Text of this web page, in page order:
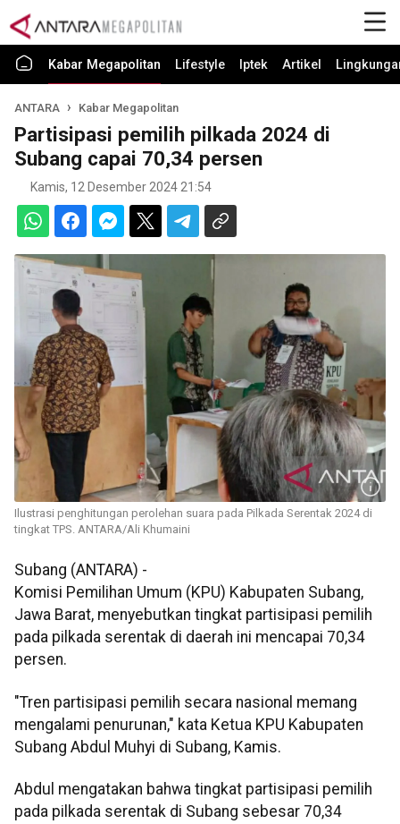
Kabar Megapolitan Lifestyle Iptek Artikel
ANTARA Kabar Megapolitan
Partisipasi pemilih pilkada 2024 di
Subang capai 70,34 persen
Kamis, 12 Desember 2024 21:54
Ilustrasi penghitungan perolehan suara pada Pilkada Serentak 2024 di
tingkat TPS. ANTARA/Ali Khumaini
Subang (ANTARA) -
Komisi Pemilihan Umum (KPU) Kabupaten Subang,
Jawa Barat, menyebutkan tingkat partisipasi pemilih
pada pilkada serentak di daerah ini mencapai 70,34
persen.
"Tren partisipasi pemilih secara nasional memang
mengalami penurunan," kata Ketua KPU Kabupaten
Subang Abdul Muhyi di Subang, Kamis.
Abdul mengatakan bahwa tingkat partisipasi pemilih
pada pilkada serentak di Subang sebesar 70,34